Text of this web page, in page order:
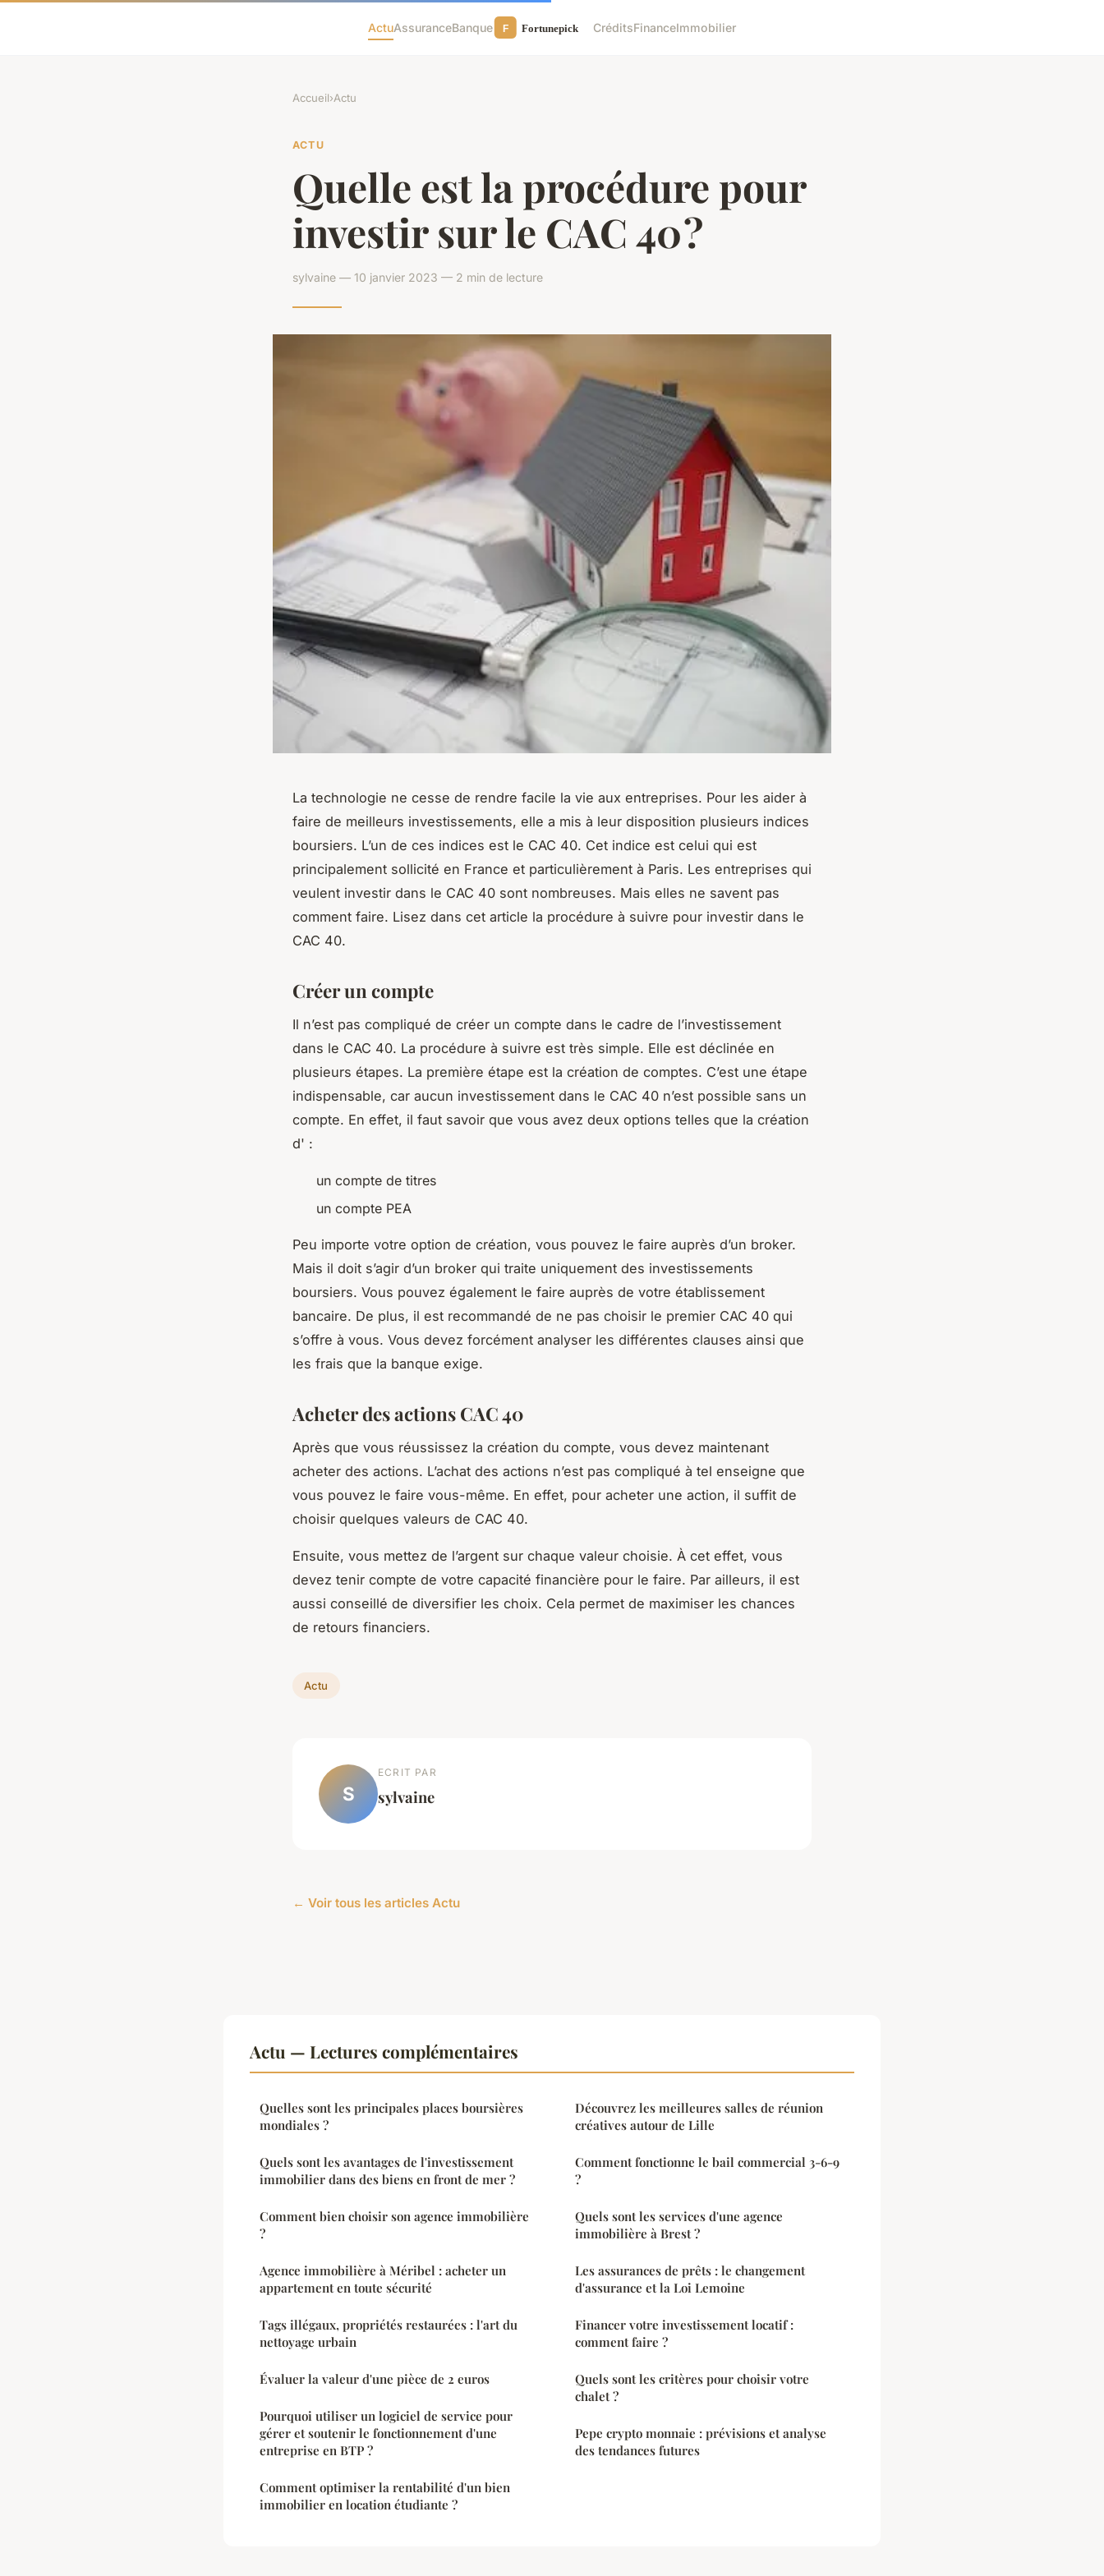
ActuAssuranceBanque CréditsFinanceImmobilier
Accueil›Actu
ACTU
Quelle est la procédure pour
investir sur le CAC 40 ?
sylvaine — 10 janvier 2023 — 2 min de lecture
La technologie ne cesse de rendre facile la vie aux entreprises. Pour les aider à
faire de meilleurs investissements, elle a mis à leur disposition plusieurs indices
boursiers. L’un de ces indices est le CAC 40. Cet indice est celui qui est
principalement sollicité en France et particulièrement à Paris. Les entreprises qui
veulent investir dans le CAC 40 sont nombreuses. Mais elles ne savent pas
comment faire. Lisez dans cet article la procédure à suivre pour investir dans le
CAC 40.
Créer un compte
Il n’est pas compliqué de créer un compte dans le cadre de l’investissement
dans le CAC 40. La procédure à suivre est très simple. Elle est déclinée en
plusieurs étapes. La première étape est la création de comptes. C’est une étape
indispensable, car aucun investissement dans le CAC 40 n’est possible sans un
compte. En effet, il faut savoir que vous avez deux options telles que la création
d' :
un compte de titres
un compte PEA
Peu importe votre option de création, vous pouvez le faire auprès d’un broker.
Mais il doit s’agir d’un broker qui traite uniquement des investissements
boursiers. Vous pouvez également le faire auprès de votre établissement
bancaire. De plus, il est recommandé de ne pas choisir le premier CAC 40 qui
s’offre à vous. Vous devez forcément analyser les différentes clauses ainsi que
les frais que la banque exige.
Acheter des actions CAC 40
Après que vous réussissez la création du compte, vous devez maintenant
acheter des actions. L’achat des actions n’est pas compliqué à tel enseigne que
vous pouvez le faire vous-même. En effet, pour acheter une action, il suffit de
choisir quelques valeurs de CAC 40.
Ensuite, vous mettez de l’argent sur chaque valeur choisie. À cet effet, vous
devez tenir compte de votre capacité financière pour le faire. Par ailleurs, il est
aussi conseillé de diversifier les choix. Cela permet de maximiser les chances
de retours financiers.
Actu
S
ECRIT PAR
sylvaine
← Voir tous les articles Actu
Actu — Lectures complémentaires
Quelles sont les principales places boursières
mondiales ?
Quels sont les avantages de l'investissement
immobilier dans des biens en front de mer ?
Comment bien choisir son agence immobilière
?
Agence immobilière à Méribel : acheter un
appartement en toute sécurité
Tags illégaux, propriétés restaurées : l'art du
nettoyage urbain
Évaluer la valeur d'une pièce de 2 euros
Pourquoi utiliser un logiciel de service pour
gérer et soutenir le fonctionnement d'une
entreprise en BTP ?
Comment optimiser la rentabilité d'un bien
immobilier en location étudiante ?
Découvrez les meilleures salles de réunion
créatives autour de Lille
Comment fonctionne le bail commercial 3-6-9
?
Quels sont les services d'une agence
immobilière à Brest ?
Les assurances de prêts : le changement
d'assurance et la Loi Lemoine
Financer votre investissement locatif :
comment faire ?
Quels sont les critères pour choisir votre
chalet ?
Pepe crypto monnaie : prévisions et analyse
des tendances futures